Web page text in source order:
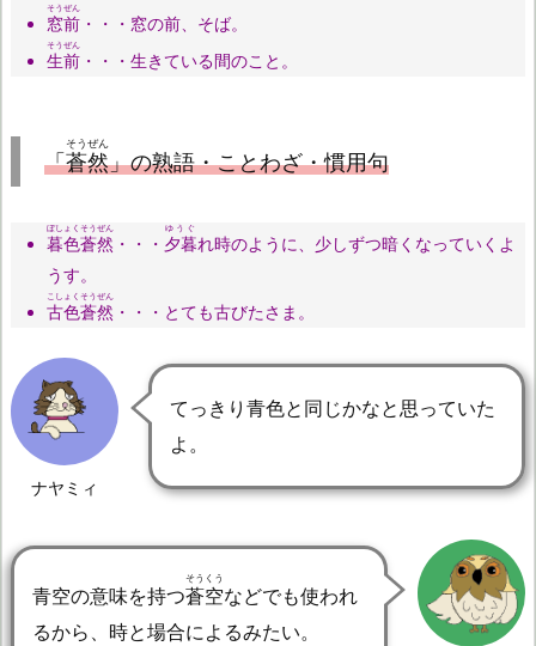
窓前
そうぜん
・・・窓の前、そば。
生前
そうぜん
・・・生きている間のこと。
「蒼然
そうぜん
」の熟語・ことわざ・慣用句
暮色蒼然
ぼしょくそうぜん
・・・ 夕暮
ゆうぐ
れ時のように、少しずつ暗くなっていくよ
うす。
古色蒼然
こしょくそうぜん
・・・とても古びたさま。
ナヤミィ
てっきり青色と同じかなと思っていた
よ。
青空の意味を持つ蒼空
そうくう
などでも使われ
るから、時と場合によるみたい。